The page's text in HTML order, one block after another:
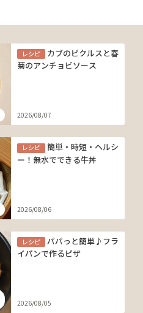
レシピ
カブのピクルスと春
菊のアンチョビソース
2026/08/07
レシピ
簡単・時短・ヘルシ
ー！無水でできる牛丼
2026/08/06
レシピ
パパっと簡単♪フラ
イパンで作るピザ
2026/08/05